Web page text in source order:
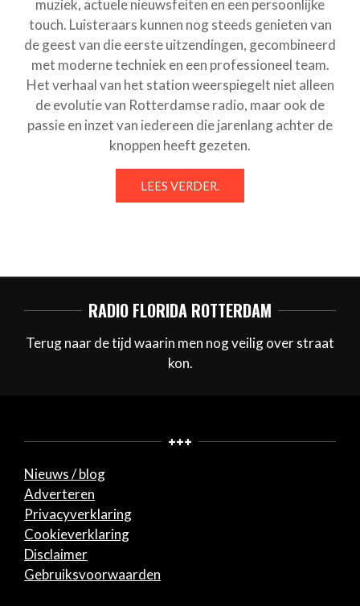
muziek, actuele nieuwsfeiten en een persoonlijke
touch. Luisteraars kunnen nog steeds genieten van
de geest van die eerste uitzendingen, gecombineerd
met moderne techniek en een professioneel team.
Het verhaal van het station weerspiegelt niet alleen
de evolutie van Rotterdamse radio, maar ook de
passie en inzet van iedereen die jarenlang achter de
knoppen heeft gezeten.
LEES VERDER.
RADIO FLORIDA ROTTERDAM
Terug naar de tijd waarin men nog veilig over straat
kon.
+++
Nieuws / blog
Adverteren
Privacyverklaring
Cookieverklaring
Disclaimer
Gebruiksvoorwaarden